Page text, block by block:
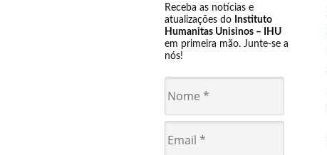
Receba as notícias e
atualizações do Instituto
Humanitas Unisinos – IHU
em primeira mão. Junte-se a
nós!